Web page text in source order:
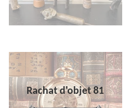
Rachat d'objet 81